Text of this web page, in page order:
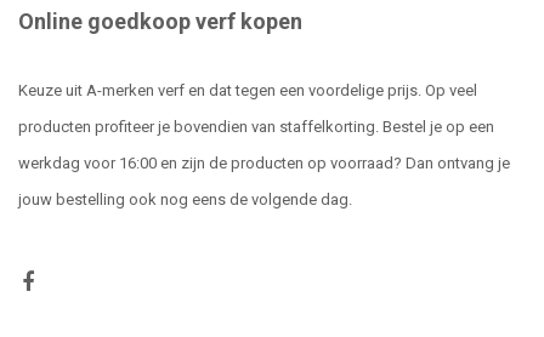
Online goedkoop verf kopen
Keuze uit A-merken verf en dat tegen een voordelige prijs. Op veel
producten profiteer je bovendien van staffelkorting. Bestel je op een
werkdag voor 16:00 en zijn de producten op voorraad? Dan ontvang je
jouw bestelling ook nog eens de volgende dag.